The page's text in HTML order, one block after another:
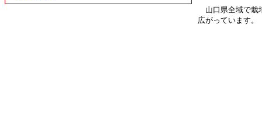
山口県全域で栽
広がっています。